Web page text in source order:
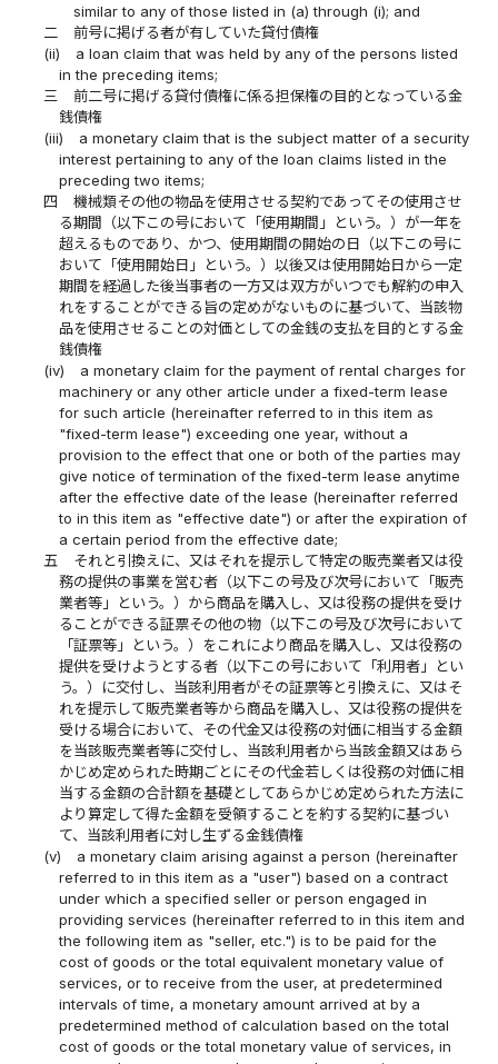
similar to any of those listed in (a) through (i); and
二
前号に掲げる者が有していた貸付債権
(ii)
a loan claim that was held by any of the persons listed
in the preceding items;
三
前二号に掲げる貸付債権に係る担保権の目的となっている金
銭債権
(iii)
a monetary claim that is the subject matter of a security
interest pertaining to any of the loan claims listed in the
preceding two items;
四
機械類その他の物品を使用させる契約であってその使用させ
る期間（以下この号において「使用期間」という。）が一年を
超えるものであり、かつ、使用期間の開始の日（以下この号に
おいて「使用開始日」という。）以後又は使用開始日から一定
期間を経過した後当事者の一方又は双方がいつでも解約の申入
れをすることができる旨の定めがないものに基づいて、当該物
品を使用させることの対価としての金銭の支払を目的とする金
銭債権
(iv)
a monetary claim for the payment of rental charges for
machinery or any other article under a fixed-term lease
for such article (hereinafter referred to in this item as
"fixed-term lease") exceeding one year, without a
provision to the effect that one or both of the parties may
give notice of termination of the fixed-term lease anytime
after the effective date of the lease (hereinafter referred
to in this item as "effective date") or after the expiration of
a certain period from the effective date;
五
それと引換えに、又はそれを提示して特定の販売業者又は役
務の提供の事業を営む者（以下この号及び次号において「販売
業者等」という。）から商品を購入し、又は役務の提供を受け
ることができる証票その他の物（以下この号及び次号において
「証票等」という。）をこれにより商品を購入し、又は役務の
提供を受けようとする者（以下この号において「利用者」とい
う。）に交付し、当該利用者がその証票等と引換えに、又はそ
れを提示して販売業者等から商品を購入し、又は役務の提供を
受ける場合において、その代金又は役務の対価に相当する金額
を当該販売業者等に交付し、当該利用者から当該金額又はあら
かじめ定められた時期ごとにその代金若しくは役務の対価に相
当する金額の合計額を基礎としてあらかじめ定められた方法に
より算定して得た金額を受領することを約する契約に基づい
て、当該利用者に対し生ずる金銭債権
(v)
a monetary claim arising against a person (hereinafter
referred to in this item as a "user") based on a contract
under which a specified seller or person engaged in
providing services (hereinafter referred to in this item and
the following item as "seller, etc.") is to be paid for the
cost of goods or the total equivalent monetary value of
services, or to receive from the user, at predetermined
intervals of time, a monetary amount arrived at by a
predetermined method of calculation based on the total
cost of goods or the total monetary value of services, in